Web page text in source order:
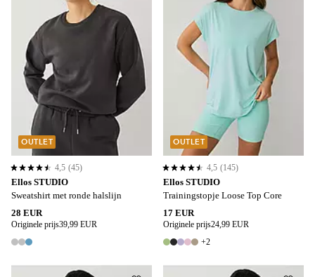
Ellos STUDIO
Sweatshirt met ronde halslijn
28 EUR
Originele prijs39,99 EUR
3 kleuren
4,5 op basis van 45 beoordelingen
4,5 (45)
OUTLET
Ellos STUDIO
Trainingstopje Loose Top Core
17 EUR
Originele prijs24,99 EUR
7 kleuren
+2
4,5 op basis van 145 beoordelingen
4,5 (145)
OUTLET